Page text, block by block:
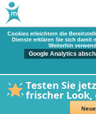
Cookies erleichtern die
Dienste erklären Sie sich damit
Weiterhin
Google Analytics
Testen Sie
frischer